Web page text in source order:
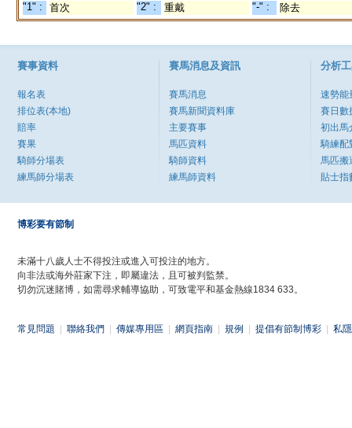
"1" :
首次 "2" : 重戴 "-" : 除去
賽事資料
報名表
排位表(本地)
賠率
賽果
騎師分場表
練馬師分場表
賽馬消息及資訊
賽馬消息
賽馬新聞資料庫
主要賽事
馬匹資料
騎師資料
練馬師資料
分析
速勢能
賽日數
初出馬
騎練配
馬匹搬
貼士指
博彩要有節制
未滿十八歲人士不得投注或進入可投注的地方。
向非法或海外莊家下注，即屬違法，且可被判監禁。
切勿沉迷賭博，如需尋求輔導協助，可致電平和基金熱線1834 633。
常見問題 聯絡我們 傳媒專用區 網頁指南 規例 提倡有節制博彩 私